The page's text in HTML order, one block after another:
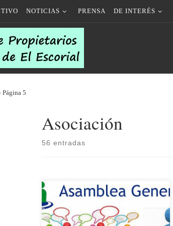
NOTICIAS PRENSA DE INTERÉS
Página 5
Asociación
56 entradas
10/11/2018 El próximo día 2 de
diciembre de 2018 tendrá lugar la
Asamblea General de Socios